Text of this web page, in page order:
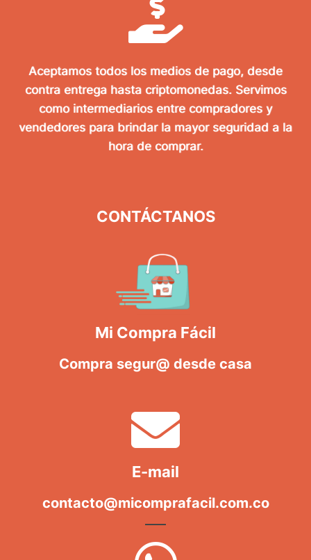
Aceptamos todos los medios de pago, desde
contra entrega hasta criptomonedas. Servimos
como intermediarios entre compradores y
vendedores para brindar la mayor seguridad a la
hora de comprar.
CONTÁCTANOS
Mi Compra Fácil
Compra segur@ desde casa
E-mail
contacto@micomprafacil.com.co